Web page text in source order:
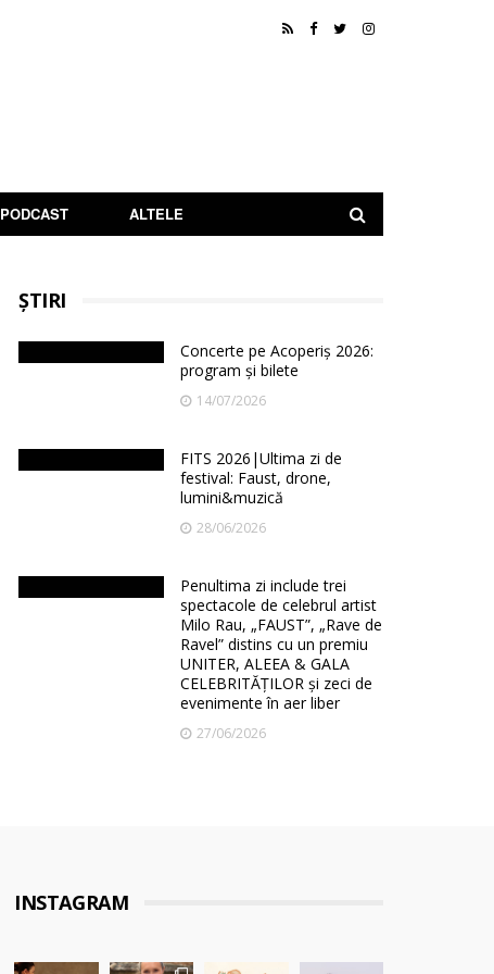
PODCAST ALTELE
ȘTIRI
Concerte pe Acoperiș 2026:
program și bilete
14/07/2026
FITS 2026|Ultima zi de
festival: Faust, drone,
lumini&muzică
28/06/2026
Penultima zi include trei
spectacole de celebrul artist
Milo Rau, „FAUST”, „Rave de
Ravel” distins cu un premiu
UNITER, ALEEA & GALA
CELEBRITĂȚILOR și zeci de
evenimente în aer liber
27/06/2026
INSTAGRAM